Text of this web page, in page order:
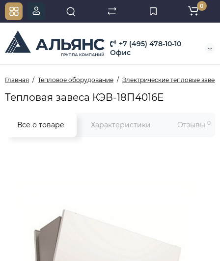
+7 (495) 478-10-10
Офис
0
Главная Тепловое оборудование Электрические тепловые
Тепловая завеса КЭВ-18П4016Е
Все о товаре Характеристики Отзывы 0